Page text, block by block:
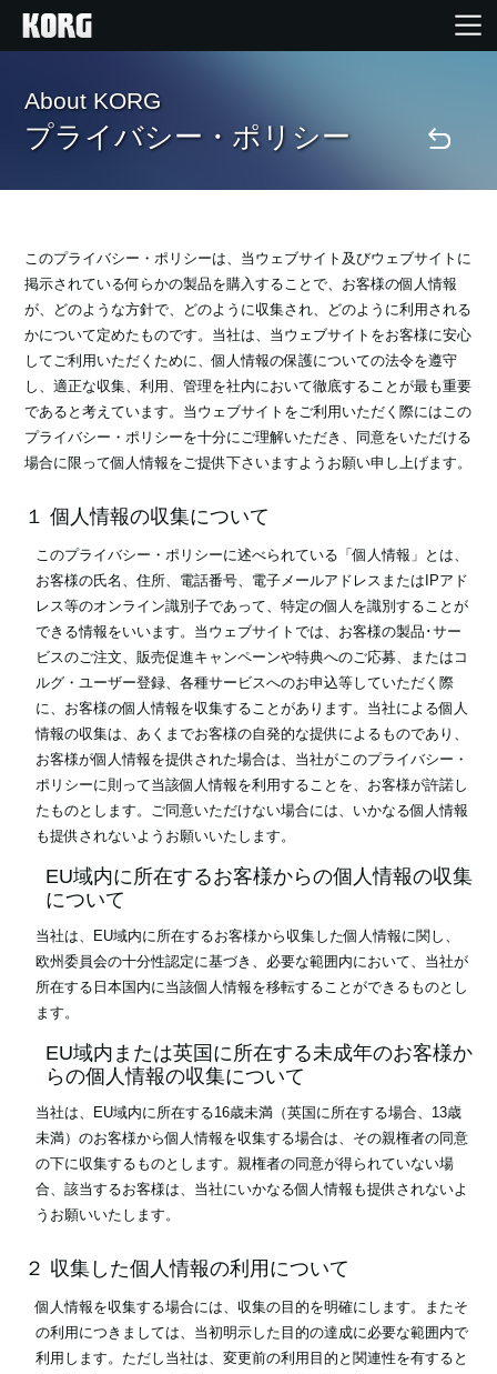
Home
Features
Events
Support
News
Location
Social Media
About KORG
About KORG
プライバシー・ポリシー
このプライバシー・ポリシーは、当ウェブサイト及びウェブサイトに
掲示されている何らかの製品を購入することで、お客様の個人情報
が、どのような方針で、どのように収集され、どのように利用される
かについて定めたものです。当社は、当ウェブサイトをお客様に安心
してご利用いただくために、個人情報の保護についての法令を遵守
し、適正な収集、利用、管理を社内において徹底することが最も重要
であると考えています。当ウェブサイトをご利用いただく際にはこの
プライバシー・ポリシーを十分にご理解いただき、同意をいただける
場合に限って個人情報をご提供下さいますようお願い申し上げます。
１ 個人情報の収集について
このプライバシー・ポリシーに述べられている「個人情報」とは、
お客様の氏名、住所、電話番号、電子メールアドレスまたはIPアド
レス等のオンライン識別子であって、特定の個人を識別することが
できる情報をいいます。当ウェブサイトでは、お客様の製品･サー
ビスのご注文、販売促進キャンペーンや特典へのご応募、またはコ
ルグ・ユーザー登録、各種サービスへのお申込等していただく際
に、お客様の個人情報を収集することがあります。当社による個人
情報の収集は、あくまでお客様の自発的な提供によるものであり、
お客様が個人情報を提供された場合は、当社がこのプライバシー・
ポリシーに則って当該個人情報を利用することを、お客様が許諾し
たものとします。ご同意いただけない場合には、いかなる個人情報
も提供されないようお願いいたします。
EU域内に所在するお客様からの個人情報の収集
について
当社は、EU域内に所在するお客様から収集した個人情報に関し、
欧州委員会の十分性認定に基づき、必要な範囲内において、当社が
所在する日本国内に当該個人情報を移転することができるものとし
ます。
EU域内または英国に所在する未成年のお客様か
らの個人情報の収集について
当社は、EU域内に所在する16歳未満（英国に所在する場合、13歳
未満）のお客様から個人情報を収集する場合は、その親権者の同意
の下に収集するものとします。親権者の同意が得られていない場
合、該当するお客様は、当社にいかなる個人情報も提供されないよ
うお願いいたします。
２ 収集した個人情報の利用について
個人情報を収集する場合には、収集の目的を明確にします。またそ
の利用につきましては、当初明示した目的の達成に必要な範囲内で
利用します。ただし当社は、変更前の利用目的と関連性を有すると